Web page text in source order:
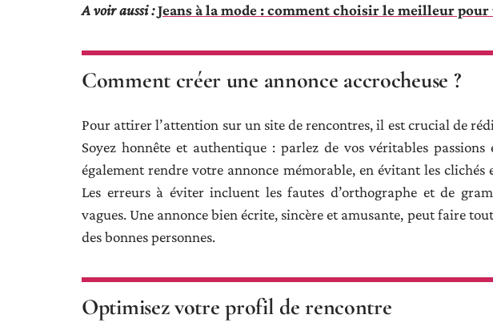
A voir aussi :Jeans à la mode : comment choisir le meilleur
Comment créer une annonce accrocheuse ?
Pour attirer l’attention sur un site de rencontres, il est crucial de
Soyez honnête et authentique : parlez de vos véritables
également rendre votre annonce mémorable, en évitant les
Les erreurs à éviter incluent les fautes d’orthographe et de
vagues. Une annonce bien écrite, sincère et amusante, peut faire
des bonnes personnes.
Optimisez votre profil de rencontre